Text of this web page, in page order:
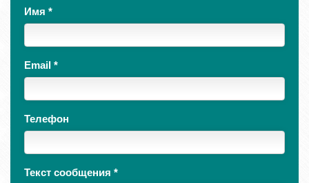
Имя *
Email *
Телефон
Текст сообщения *